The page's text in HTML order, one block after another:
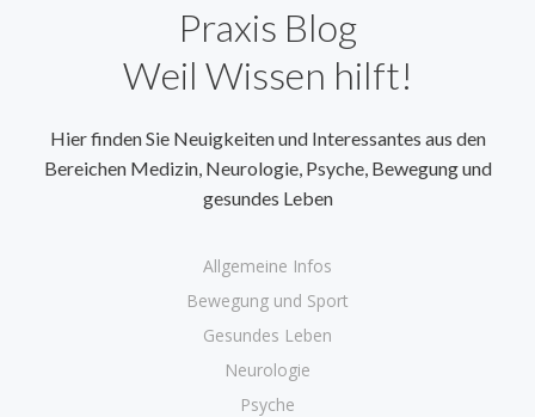
Praxis Blog
Weil Wissen hilft!
Hier finden Sie Neuigkeiten und Interessantes aus den
Bereichen Medizin, Neurologie, Psyche, Bewegung und
gesundes Leben
Allgemeine Infos
Bewegung und Sport
Gesundes Leben
Neurologie
Psyche